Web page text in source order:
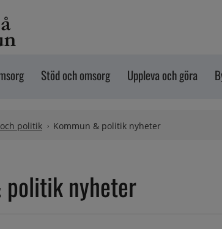
Stöd och omsorg Uppleva och göra
politik Kommun & politik nyheter
politik nyheter